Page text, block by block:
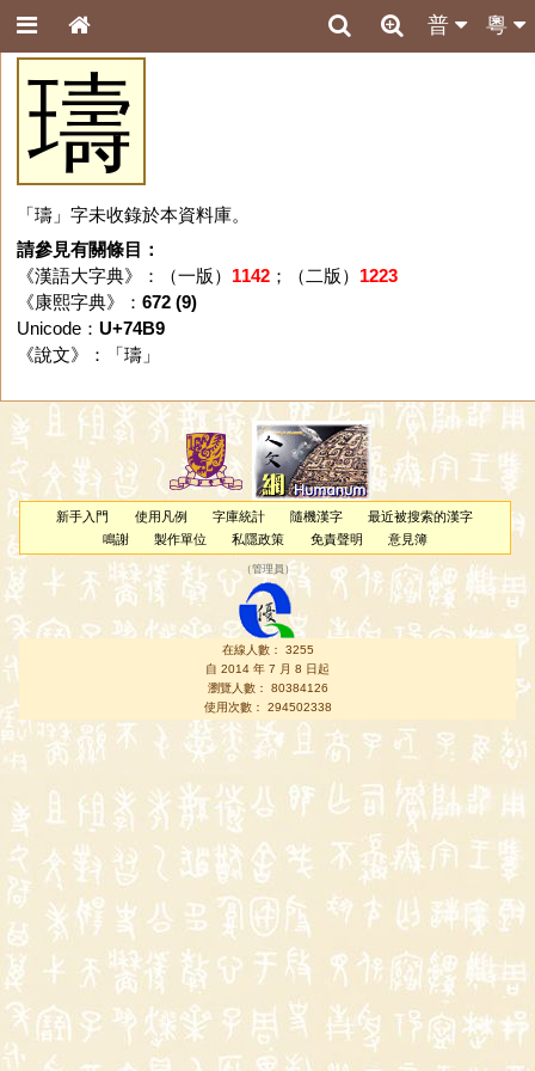
粵
普
璹
「璹」字未收錄於本資料庫。
請參見有關條目：
《漢語大字典》：（一版） 1142；（二版） 1223
《康熙字典》： 672 (9)
Unicode： U+74B9
《說文》：「 璹」
新手入門 使用凡例 字庫統計 隨機漢字
最近被搜索的漢字
鳴謝
製作單位 私隱政策 免責聲明 意見簿
（管理員 ）
在線人數： 3255
自 2014 年 7 月 8 日起
瀏覽人數： 80384126
使用次數： 294502338